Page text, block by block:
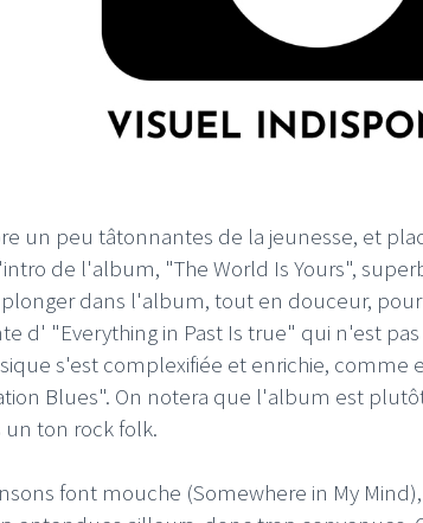
un peu tâtonnantes de la jeunesse, et
de l'album, "The World Is Yours",
dans l'album, tout en douceur,
d' "Everything in Past Is true" qui n'est
s'est complexifiée et enrichie, comme
Blues". On notera que l'album est
ton rock folk.
font mouche (Somewhere in My